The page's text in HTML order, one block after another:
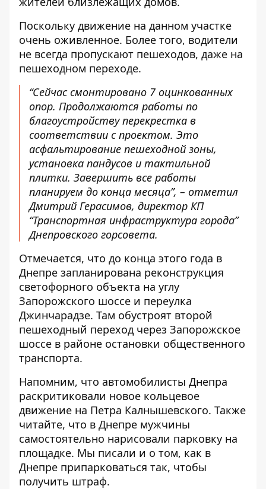
Поскольку движение на данном участке
очень оживленное. Более того, водители
не всегда пропускают пешеходов, даже на
пешеходном переходе.
“Сейчас смонтировано 7 оцинкованных
опор. Продолжаются работы по
благоустройству перекрестка в
соответствии с проектом. Это
асфальтирование пешеходной зоны,
установка пандусов и тактильной
плитки. Завершить все работы
планируем до конца месяца”, – отметил
Дмитрий Герасимов, директор КП
“Транспортная инфраструктура города”
Днепровского горсовета.
Отмечается, что до конца этого года в
Днепре запланирована реконструкция
светофорного объекта на углу
Запорожского шоссе и переулка
Джинчарадзе. Там обустроят второй
пешеходный переход через Запорожское
шоссе в районе остановки общественного
транспорта.
Напомним, что автомобилисты Днепра
раскритиковали новое кольцевое
движение на Петра Калнышевского. Также
читайте, что в Днепре мужчины
самостоятельно нарисовали парковку на
площадке. Мы писали и о том, как в
Днепре припарковаться так, чтобы
получить штраф.